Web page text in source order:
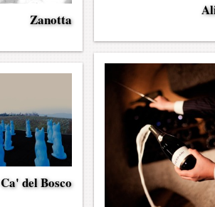
Zanotta
Ca' del Bosco